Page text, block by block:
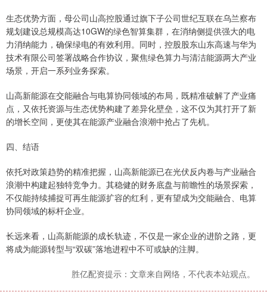
生态优势方面，母公司山高控股通过旗下子公司世纪互联在乌兰察布
规划建设总规模高达10GW的绿色智算集群，在消纳侧提供强大的电
力消纳能力，确保绿电的有效利用。同时，控股股东山东高速与华为
技术有限公司签署战略合作协议，聚焦绿色算力与清洁能源两大产业
场景，开启一系列业务探索。
山高新能源在交能融合与电算协同领域的布局，既精准破解了产业痛
点，又依托资源与生态优势构建了差异化壁垒，这不仅为其打开了新
的增长空间，更使其在能源产业融合浪潮中抢占了先机。
四、结语
依托对政策趋势的精准把握，山高新能源已在光伏反内卷与产业融合
浪潮中构建起独特竞争力。其稳健的财务底盘与前瞻性的场景探索，
不仅能持续捕捉可再生能源扩容的红利，更有望成为交能融合、电算
协同领域的标杆企业。
长远来看，山高新能源的成长轨迹，不仅是一家企业的进阶之路，更
将成为能源转型与“双碳”落地进程中不可或缺的注脚。
胜亿配资提示：文章来自网络，不代表本站观点。